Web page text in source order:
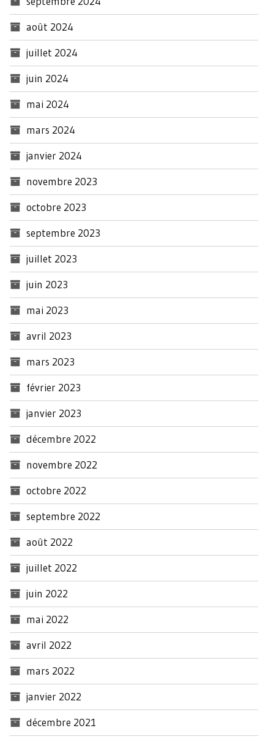
août 2024
juillet 2024
juin 2024
mai 2024
mars 2024
janvier 2024
novembre 2023
octobre 2023
septembre 2023
juillet 2023
juin 2023
mai 2023
avril 2023
mars 2023
février 2023
janvier 2023
décembre 2022
novembre 2022
octobre 2022
septembre 2022
août 2022
juillet 2022
juin 2022
mai 2022
avril 2022
mars 2022
janvier 2022
décembre 2021